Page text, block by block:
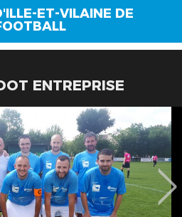
ET-VILAINE DE
ENTREPRISE